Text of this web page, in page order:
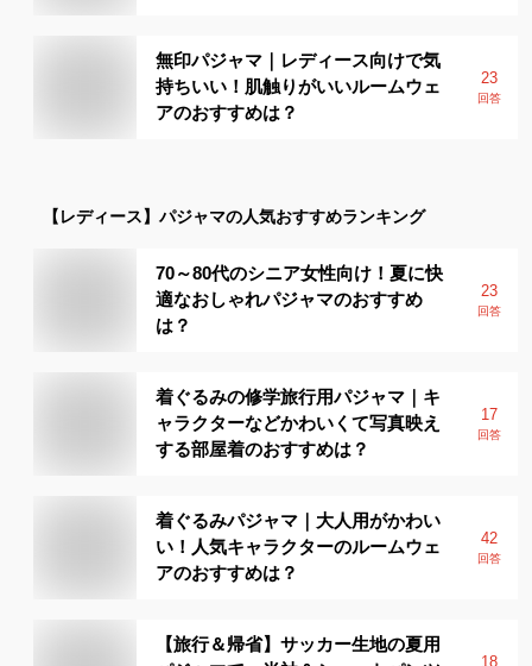
無印パジャマ｜レディース向けで気
持ちいい！肌触りがいいルームウェ
アのおすすめは？
23
回答
【レディース】 パジャマの人気おすすめランキング
70～80代のシニア女性向け！夏に快
適なおしゃれパジャマのおすすめ
は？
23
回答
着ぐるみの修学旅行用パジャマ｜キ
ャラクターなどかわいくて写真映え
する部屋着のおすすめは？
17
回答
着ぐるみパジャマ｜大人用がかわい
い！人気キャラクターのルームウェ
アのおすすめは？
42
回答
【旅行＆帰省】サッカー生地の夏用
18